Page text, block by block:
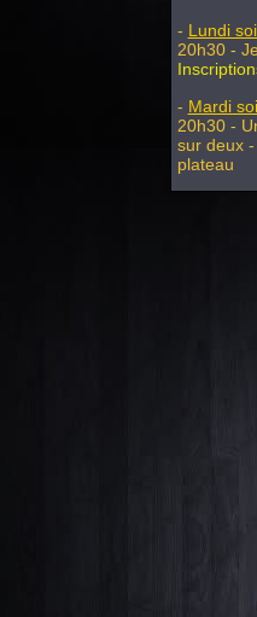
- Lundi
20h30 -
- Mardi
20h30 -
sur deux
plateau